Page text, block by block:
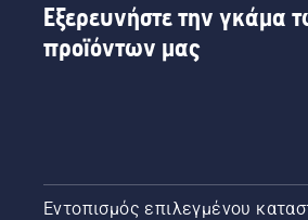
Εξερευνήστε την γκάμα
προϊόντων μας
Εντοπισμός επιλεγμένου